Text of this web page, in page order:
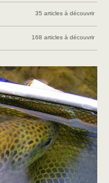
35 articles à découvrir
168 articles à découvrir